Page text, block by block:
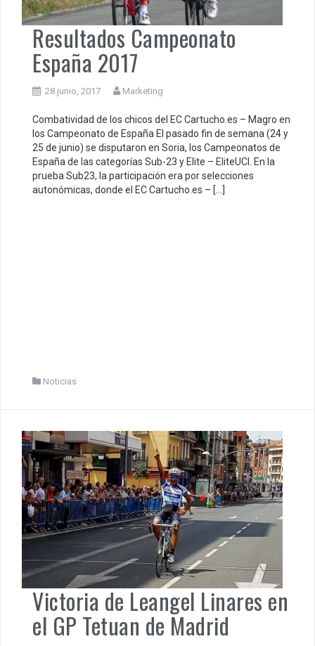
Resultados Campeonato
España 2017
28 junio, 2017 Marketing
Combatividad de los chicos del EC Cartucho.es – Magro en
los Campeonato de España El pasado fin de semana (24 y
25 de junio) se disputaron en Soria, los Campeonatos de
España de las categorías Sub-23 y Elite – EliteUCI. En la
prueba Sub23, la participación era por selecciones
autonómicas, donde el EC Cartucho.es – […]
Noticias
Victoria de Leangel Linares en
el GP Tetuan de Madrid